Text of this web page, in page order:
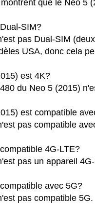
que le Neo 5
SIM?
pas Dual-SIM
USA, donc cela
est 4K?
du Neo 5 (2015)
est compatible
pas compatible
4G-LTE?
pas un appareil
avec 5G?
pas compatible 5G.